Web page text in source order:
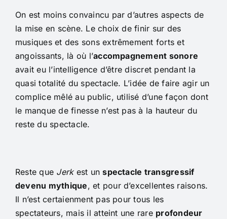
On est moins convaincu par d’autres aspects de
la mise en scène. Le choix de finir sur des
musiques et des sons extrêmement forts et
angoissants, là où l’accompagnement sonore
avait eu l’intelligence d’être discret pendant la
quasi totalité du spectacle. L’idée de faire agir un
complice mêlé au public, utilisé d’une façon dont
le manque de finesse n’est pas à la hauteur du
reste du spectacle.
Reste que Jerkest unspectacle transgressif
devenu mythique, et pour d’excellentes raisons.
Il n’est certaienment pas pour tous les
spectateurs, mais il atteint une rare profondeur